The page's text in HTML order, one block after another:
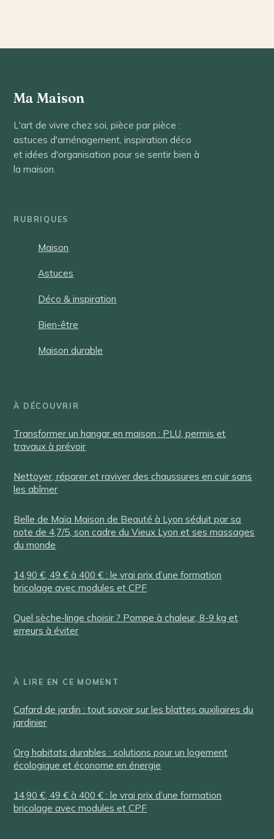
Ma Maison
L'art de vivre chez soi, pièce par pièce :
astuces d'aménagement, inspiration déco
et idées d'organisation pour se sentir bien à
la maison.
RUBRIQUES
Maison
Astuces
Déco & inspiration
Bien-être
Maison durable
À DÉCOUVRIR
Transformer un hangar en maison : PLU, permis et
travaux à prévoir
Nettoyer, réparer et raviver des chaussures en cuir sans
les abîmer
Belle de Maïa Maison de Beauté à Lyon séduit par sa
note de 4,7/5, son cadre du Vieux Lyon et ses massages
du monde
14,90 €, 49 € à 400 € : le vrai prix d’une formation
bricolage avec modules et CPF
Quel sèche-linge choisir ? Pompe à chaleur, 8-9 kg et
erreurs à éviter
À LIRE EN CE MOMENT
Cafard de jardin : tout savoir sur les blattes auxiliaires du
jardinier
Org habitats durables : solutions pour un logement
écologique et économe en énergie
14,90 €, 49 € à 400 € : le vrai prix d’une formation
bricolage avec modules et CPF